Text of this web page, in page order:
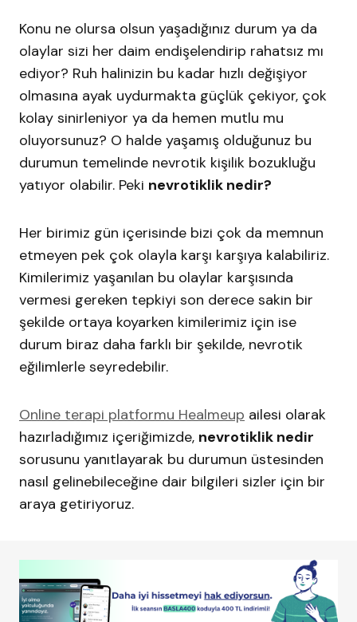
Konu ne olursa olsun yaşadığınız durum ya da
olaylar sizi her daim endişelendirip rahatsız mı
ediyor? Ruh halinizin bu kadar hızlı değişiyor
olmasına ayak uydurmakta güçlük çekiyor, çok
kolay sinirleniyor ya da hemen mutlu mu
oluyorsunuz? O halde yaşamış olduğunuz bu
durumun temelinde nevrotik kişilik bozukluğu
yatıyor olabilir. Peki nevrotiklik nedir?
Her birimiz gün içerisinde bizi çok da memnun
etmeyen pek çok olayla karşı karşıya kalabiliriz.
Kimilerimiz yaşanılan bu olaylar karşısında
vermesi gereken tepkiyi son derece sakin bir
şekilde ortaya koyarken kimilerimiz için ise
durum biraz daha farklı bir şekilde, nevrotik
eğilimlerle seyredebilir.
Online terapi platformu Healmeup ailesi olarak
hazırladığımız içeriğimizde, nevrotiklik nedir
sorusunu yanıtlayarak bu durumun üstesinden
nasıl gelinebileceğine dair bilgileri sizler için bir
araya getiriyoruz.